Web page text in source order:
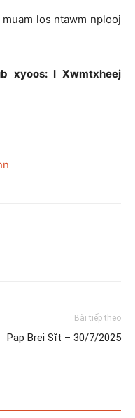
los ntawm nplooj
xyoos: I Xwmtxheej
Bài tiếp theo
Pap Brei Sĭt – 30/7/2025